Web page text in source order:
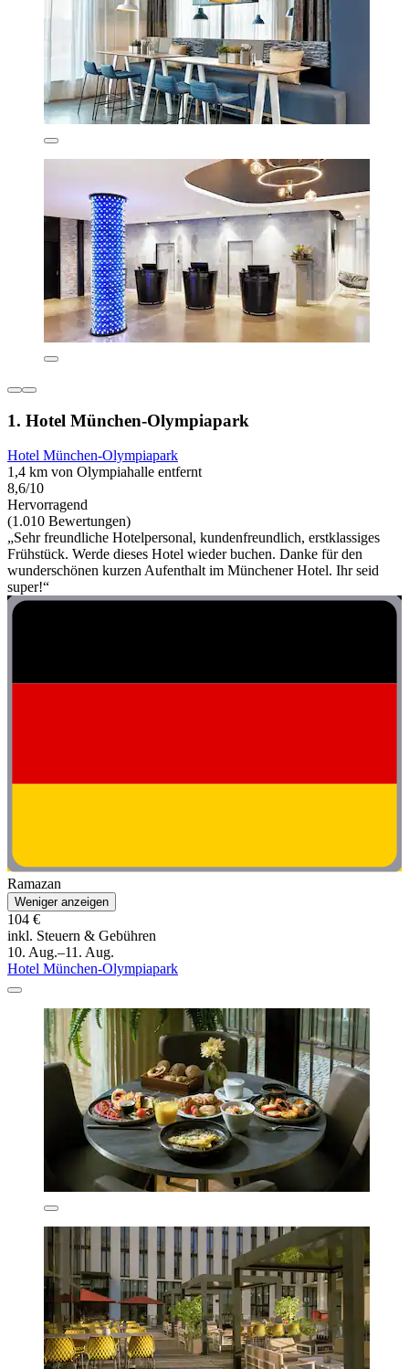
1. Hotel München-Olympiapark
Hotel München-Olympiapark
1,4 km von Olympiahalle entfernt
8,6/10
Hervorragend
(1.010 Bewertungen)
„Sehr freundliche Hotelpersonal, kundenfreundlich, erstklassiges
Frühstück. Werde dieses Hotel wieder buchen. Danke für den
wunderschönen kurzen Aufenthalt im Münchener Hotel. Ihr seid
super!“
Ramazan
Weniger anzeigen
104 €
inkl. Steuern & Gebühren
10. Aug.–11. Aug.
Hotel München-Olympiapark